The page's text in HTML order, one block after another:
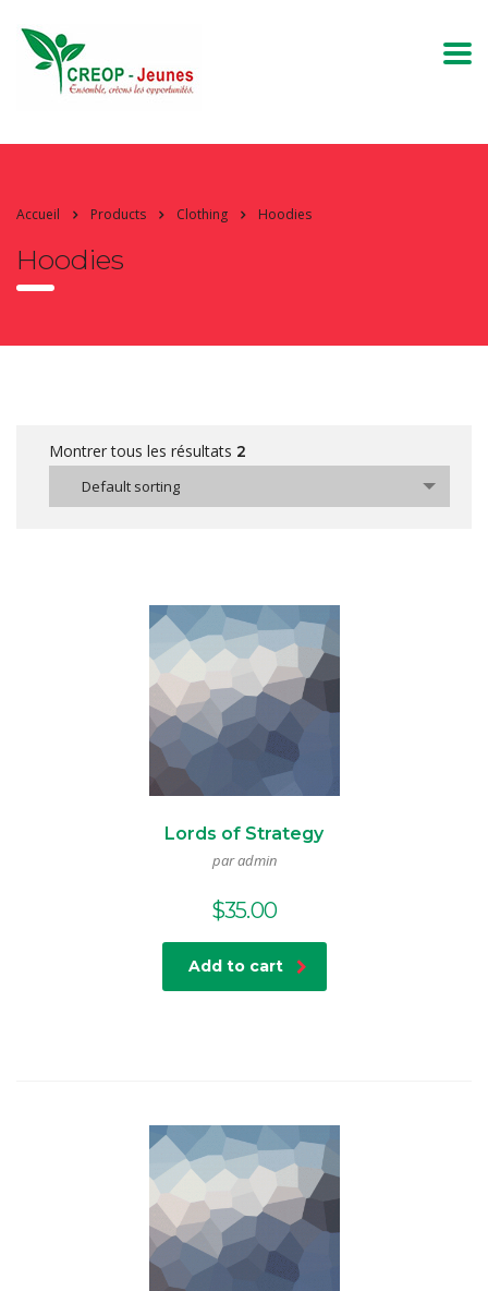
Accueil Products Clothing Hoodies
Hoodies
Montrer tous les résultats 2
Default sorting
Lords of Strategy
par admin
$35.00
Add to cart